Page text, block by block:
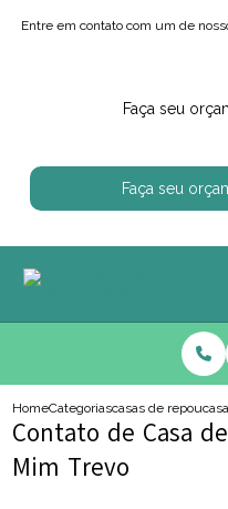
Entre em contato com um de
Faça seu
Faça seu
HomeCategoriascasas de repouso
Contato de Casa
Mim Trevo